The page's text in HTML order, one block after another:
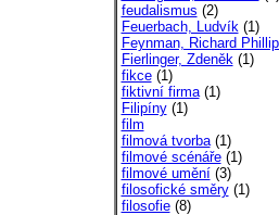
feudalismus (2)
Feuerbach, Ludvík(1)
Feynman, Richard
Fierlinger, Zdeněk(1)
fikce(1)
fiktivní firma(1)
Filipíny(1)
film
filmová tvorba(1)
filmové scénáře(1)
filmové umění(3)
filosofické směry(1)
filosofie(8)